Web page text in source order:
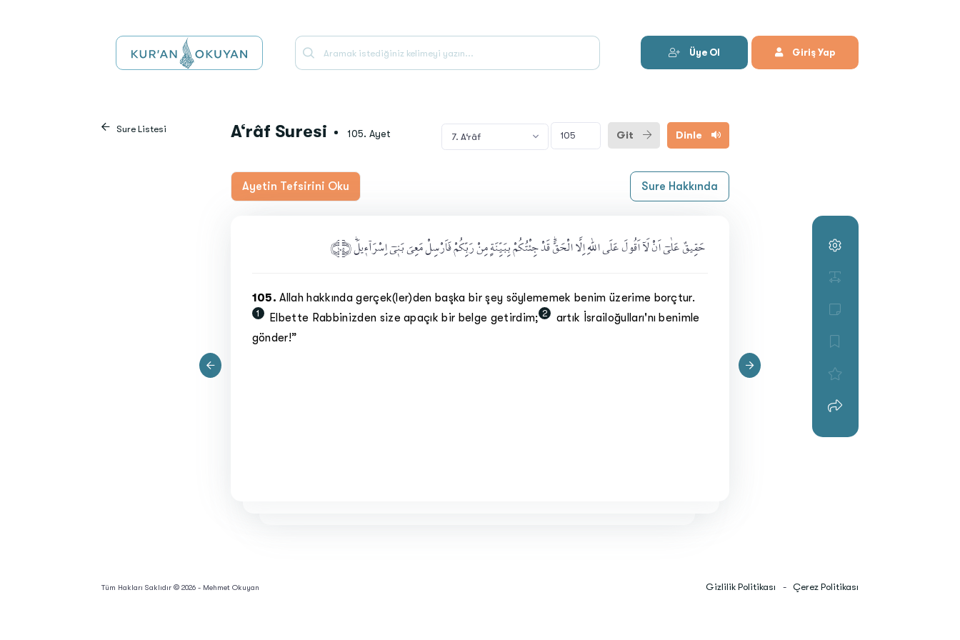
Giriş Yap
Üye Ol
Sure Listesi A‘râf Suresi 105. Ayet 7. A‘râf Dinle
Git
Ayetin Tefsirini Oku Sure Hakkında
حَقِيقٌ عَلٰىٓ اَنْ لَآ اَقُولَ عَلَى اللّٰهِ اِلَّا الْحَقَّۜ قَدْ جِئْتُكُمْ بِبَيِّنَةٍ مِنْ رَبِّكُمْ فَاَرْسِلْ مَعِيَ بَن۪يٓ اِسْرَآء۪يلَۜ ﴿١.٥﴾
105. Allah hakkında gerçek(ler)den başka bir şey söylememek benim üzerime borçtur.
1 Elbette Rabbinizden size apaçık bir belge getirdim; 2
artık İsrailoğulları'nı benimle
gönder!”
Tüm Hakları Saklıdır © 2026 - Mehmet Okuyan Gizlilik Politikası - Çerez Politikası